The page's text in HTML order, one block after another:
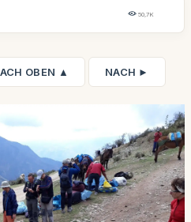
50,7K
OBEN ▲ NACH ►